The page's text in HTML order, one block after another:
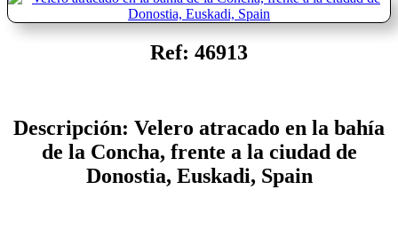
Ref: 46913
Descripción: Velero atracado en la bahía
de la Concha, frente a la ciudad de
Donostia, Euskadi, Spain